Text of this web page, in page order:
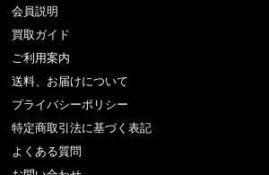
会員説明
買取ガイド
ご利用案内
送料、お届けについて
プライバシーポリシー
特定商取引法に基づく表記
よくある質問